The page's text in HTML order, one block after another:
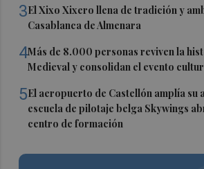
3El Xixo Xixero llena de tradición y
Casablanca de Almenara
4Más de 8.000 personas reviven la
Medieval y consolidan el evento
5El aeropuerto de Castellón amplía su
escuela de pilotaje belga Skywings
centro de formación